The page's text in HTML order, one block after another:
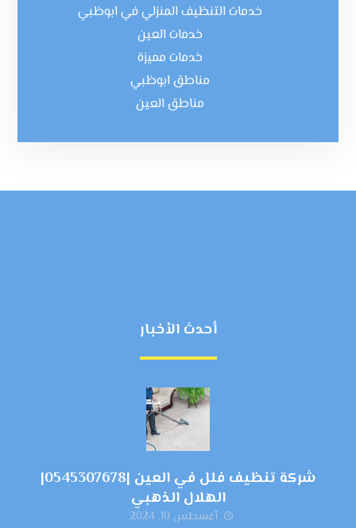
خدمات التنظيف المنزلي في ابوظبي
خدمات العين
خدمات مميزة
مناطق ابوظبي
مناطق العين
أحدث الأخبار
شركة تنظيف فلل في العين |0545307678|
الهلال الذهبي
أغسطس 10, 2024